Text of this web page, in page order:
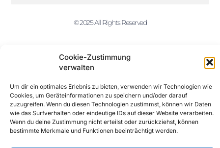
Cookie-Zustimmung
verwalten
Um dir ein optimales Erlebnis zu bieten, verwenden wir Technologien wie
Cookies, um Geräteinformationen zu speichern und/oder darauf
zuzugreifen. Wenn du diesen Technologien zustimmst, können wir Daten
wie das Surfverhalten oder eindeutige IDs auf dieser Website verarbeiten.
Wenn du deine Zustimmung nicht erteilst oder zurückziehst, können
bestimmte Merkmale und Funktionen beeinträchtigt werden.
© 2025 All Rights Reserved